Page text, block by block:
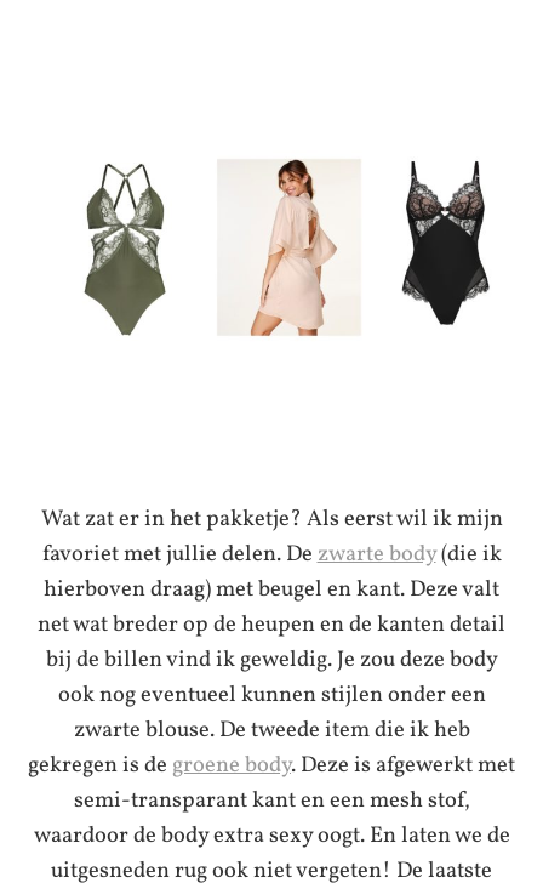
Wat zat er in het pakketje? Als eerst wil ik mijn
favoriet met jullie delen. Dezwarte body(die ik
hierboven draag) met beugel en kant. Deze valt
net wat breder op de heupen en de kanten detail
bij de billen vind ik geweldig. Je zou deze body
ook nog eventueel kunnen stijlen onder een
zwarte blouse. De tweede item die ik heb
gekregen is de groene body. Deze is afgewerkt met
semi-transparant kant en een mesh stof,
waardoor de body extra sexy oogt. En laten we de
uitgesneden rug ook niet vergeten! De laatste